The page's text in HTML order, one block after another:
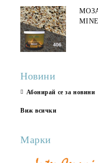
Новини
Абонирай се за новини
Виж всички
Марки